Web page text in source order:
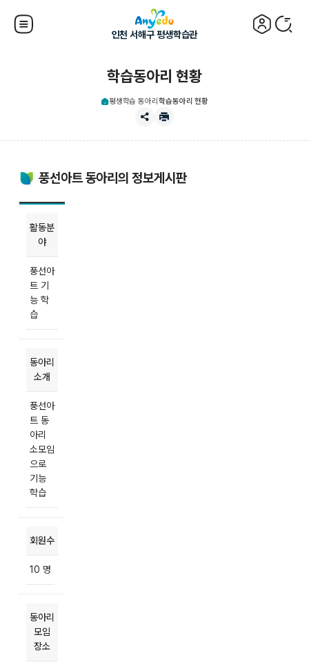
인천 서해구 평생학습관
학습동아리 현황
평생학습 동아리학습동아리 현황
풍선아트 동아리의 정보게시판
활동분
야
풍선아
트 기
능 학
습
동아리
소개
풍선아
트 동
아리
소모임
으로
기능
학습
회원수
10 명
동아리
모임
장소